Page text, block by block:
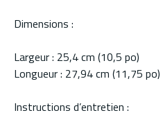
Dimensions :
Largeur : 25,4 cm (10,5 po)
Longueur : 27,94 cm (11,75 po)
Instructions d’entretien :